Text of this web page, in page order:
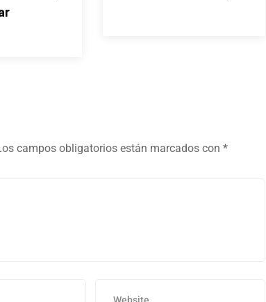
campos obligatorios están marcados con *